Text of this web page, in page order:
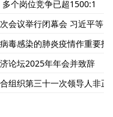
个岗位竞争已超1500:1
毒感染的肺炎疫情作重要指示
论坛2025年年会并致辞